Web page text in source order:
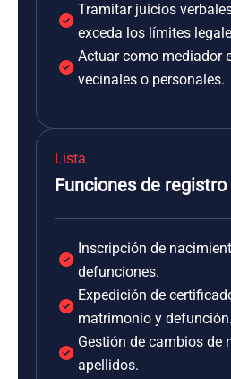
Tramitar juicios
exceda los límites
Actuar como mediador
vecinales o personales.
Lista
Funciones de
Inscripción de
defunciones.
Expedición de
matrimonio y defunción.
Gestión de cambios de
apellidos.